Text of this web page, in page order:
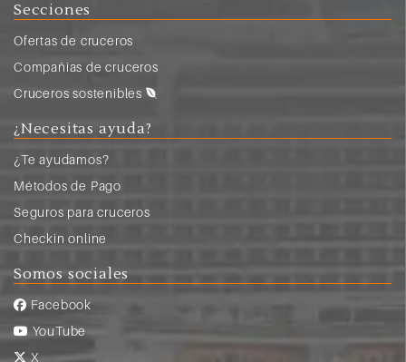
Secciones
Ofertas de cruceros
Compañias de cruceros
Cruceros sostenibles
¿Necesitas ayuda?
¿Te ayudamos?
Métodos de Pago
Seguros para cruceros
Checkin online
Somos sociales
Facebook
YouTube
X